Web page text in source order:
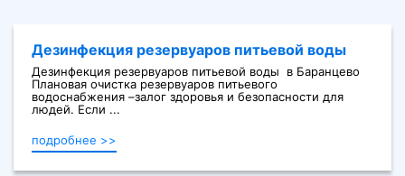
Дезинфекция резервуаров питьевой воды
Дезинфекция резервуаров питьевой воды в Баранцево
Плановая очистка резервуаров питьевого
водоснабжения –залог здоровья и безопасности для
людей. Если ...
подробнее >>